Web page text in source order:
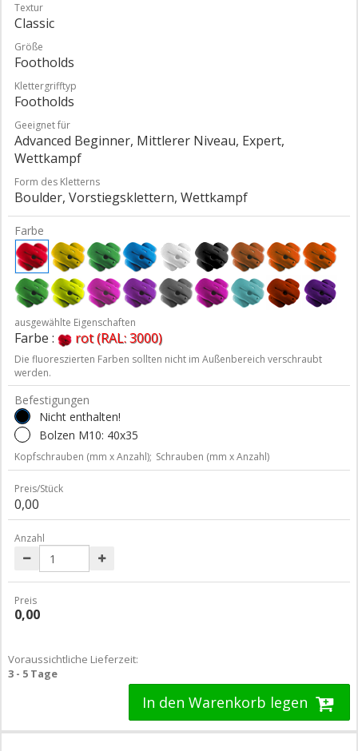
Textur
Classic
Größe
Footholds
Klettergrifftyp
Footholds
Geeignet für
Advanced Beginner, Mittlerer Niveau, Expert,
Wettkampf
Form des Kletterns
Boulder, Vorstiegsklettern, Wettkampf
Farbe
ausgewählte Eigenschaften
Farbe : rot (RAL: 3000)
Die fluoreszierten Farben sollten nicht im Außenbereich verschraubt
werden.
Befestigungen
Nicht enthalten!
Bolzen M10: 40x35
Kopfschrauben (mm x Anzahl); Schrauben (mm x Anzahl)
Preis/Stück
0,00
Anzahl
Preis
0,00
Voraussichtliche Lieferzeit:
3 - 5 Tage
In den Warenkorb legen